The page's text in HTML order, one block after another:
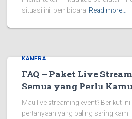
situasi ini: pembicara Read more…
KAMERA
FAQ – Paket Live
Semua yang Perlu
Mau live streaming event? Berikut
pertanyaan yang paling sering kami